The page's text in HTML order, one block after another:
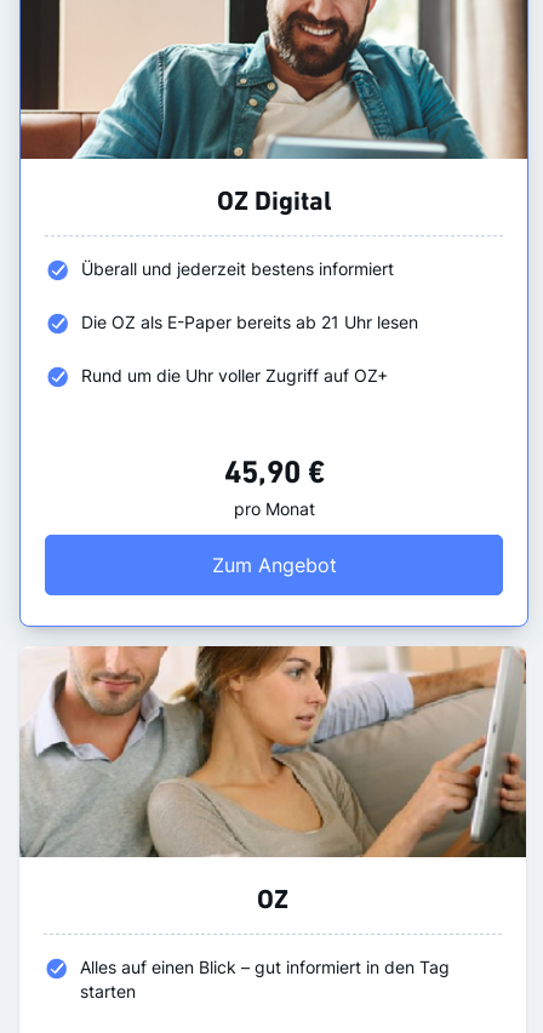
OZ Digital
Überall und jederzeit bestens informiert
Die OZ als E-Paper bereits ab 21 Uhr lesen
Rund um die Uhr voller Zugriff auf OZ+
45,90 €
pro Monat
Zum Angebot
OZ
Alles auf einen Blick – gut informiert in den Tag
starten